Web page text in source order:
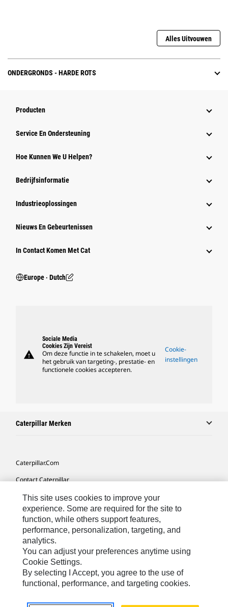
Alles Uitvouwen
ONDERGRONDS - HARDE ROTS
Producten
Service En Ondersteuning
Hoe Kunnen We U Helpen?
Bedrijfsinformatie
Industrieoplossingen
Nieuws En Gebeurtenissen
In Contact Komen Met Cat
Europe ‧ Dutch
warning
Sociale Media
Cookies Zijn Vereist
Om deze functie in te schakelen, moet u
het gebruik van targeting-, prestatie- en
functionele cookies accepteren.
Cookie-
instellingen
Caterpillar Merken
Caterpillar.com
Contact Caterpillar
Mijn Marketingvoorkeuren
Site Map
Cookie Settings
Legal
Privacy
This site uses cookies to improve your
experience. Some are required for the site to
function, while others support features,
performance, personalization, targeting, and
analytics.
You can adjust your preferences anytime using
Cookie Settings.
By selecting I Accept, you agree to the use of
functional, performance, and targeting cookies.